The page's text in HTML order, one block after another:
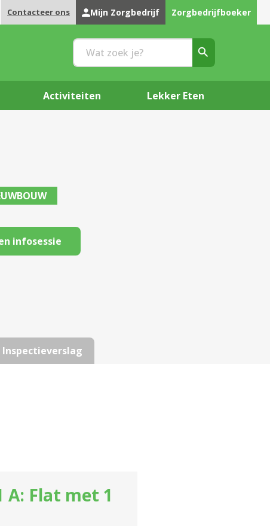
Contacteer ons Mijn Zorgbedrijf Zorgbedrijfboeker
Activiteiten Lekker Eten
infosessie
Flat met 1
Inspectieverslag